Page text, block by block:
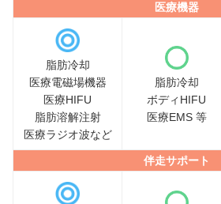
医療機器
脂肪冷却
医療電磁場機器
医療HIFU
脂肪溶解注射
医療ラジオ波など
脂肪冷却
ボディHIFU
医療EMS 等
伴走サポート